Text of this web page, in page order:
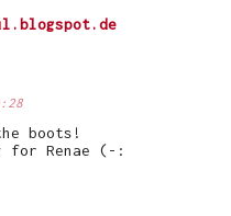
boots!
for Renae (-: